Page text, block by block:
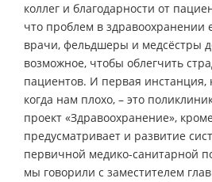
коллег и благодарности от
что проблем в здравоохранении
врачи, фельдшеры и медсёстры
возможное, чтобы облегчить
пациентов. И первая
когда нам плохо, – это
проект «Здравоохранение»,
предусматривает и развитие
первичной медико-санитарной
мы говорили с заместителем